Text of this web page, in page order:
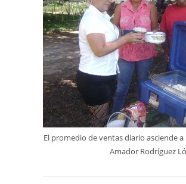
El promedio de ventas diario asciende
Amador Rodríguez